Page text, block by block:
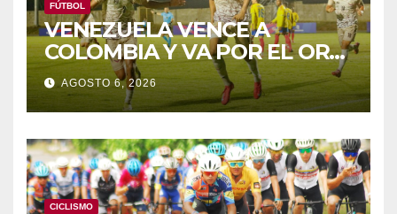
FÚTBOL
VENEZUELA VENCE A
COLOMBIA Y VA POR EL ORO
DE LOS JCAC
AGOSTO 6, 2026
CICLISMO